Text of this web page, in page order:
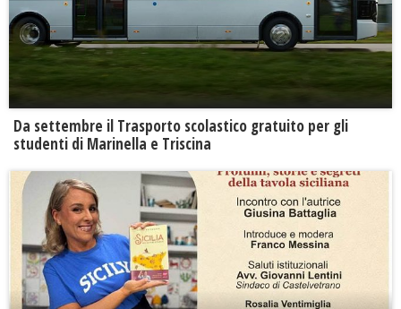
Da settembre il Trasporto scolastico gratuito per gli
studenti di Marinella e Triscina